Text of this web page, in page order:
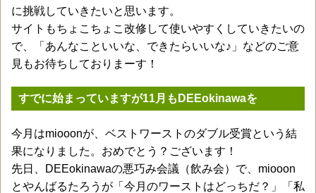
に挑戦していきたいと思います。
サイトもちょこちょこ改修して使いやすくしていきたいの
で、「あんなこといいな、できたらいいな♪」などのご意
見もお待ちしておりまーす！
すでに始まっていますが11月もDEEokinawaを
今月はmiooonが、ベストワーストのダブル受賞という結
果になりました。おめでとう？ございます！
先日、DEEokinawaの悪巧み会議（飲み会）で、miooon
とやんばるたろうが「今月のワーストはどっちだ？」「私